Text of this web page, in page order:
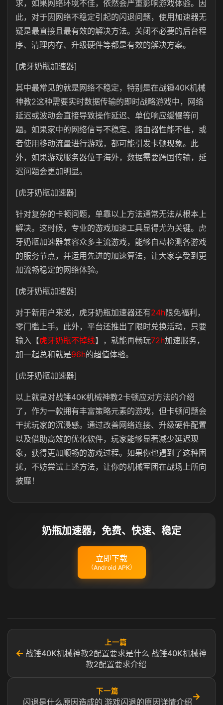
求，如果网络环境不佳，依然会严重影响游戏体验。因
此，对于因网络不稳定引起的闪退问题，使用加速器无
疑是最直接且最有效的解决方法。关闭不必要的后台程
序、清理内存、升级硬件等都是有效的解决方案。
[虎牙奶瓶加速器]
其中最常见的就是网络不稳定，特别是在战锤40K机械
神教2这种需要实时数据传输的即时战略游戏中，网络
延迟或波动会直接导致操作延迟、单位响应缓慢等问
题。如果家中的网络信号不稳定、路由器性能不佳，或
者使用移动流量进行游戏，都可能引发卡顿现象。此
外，如果游戏服务器位于海外，数据需要跨国传输，延
迟问题会更加明显。
[虎牙奶瓶加速器]
针对复杂的卡顿问题，单靠以上方法通常无法从根本上
解决。这时候，专业的游戏加速工具显得尤为关键。虎
牙奶瓶加速器兼容众多主流游戏，能够自动检测各游戏
的服务节点，并运用先进的加速算法，让大家享受到更
加流畅稳定的网络体验。
[虎牙奶瓶加速器]
对于新用户来说，虎牙奶瓶加速器还有24h限免福利，
零门槛上手。此外，平台还推出了限时兑换活动，只要
输入【虎牙奶瓶不掉线】，就能再畅玩72h加速服务，
加一起总和就是96h的超值体验。
[虎牙奶瓶加速器]
以上就是对战锤40K机械神教2卡顿应对方法的介绍
了，作为一款拥有丰富策略元素的游戏，但卡顿问题会
干扰玩家的沉浸感。通过改善网络连接、升级硬件配置
以及借助高效的优化软件，玩家能够显著减少延迟现
象，获得更加顺畅的游戏过程。如果你也遇到了这种困
扰，不妨尝试上述方法，让你的机械军团在战场上所向
披靡！
奶瓶加速器，免费、快速、稳定
立即下载
（Android APK）
←
上一篇
战锤40K机械神教2配置要求是什么 战锤40K机械神
教2配置要求介绍
下一篇
闪退是什么原因造成的 游戏闪退的原因详情介绍
→